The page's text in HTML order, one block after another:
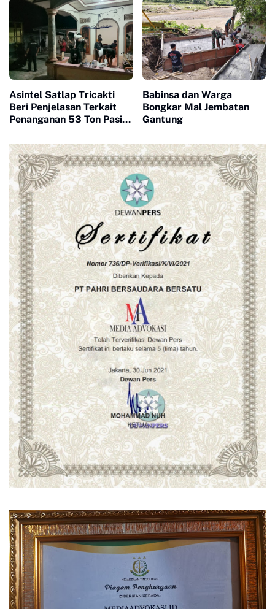
Yonif Teritorial
Pembangunan
Teguhkan Semangat
Manunggal Bersama
Rakyat
Asintel Satlap Tricakti
Beri Penjelasan Terkait
Penanganan 53 Ton Pasir
Babinsa dan Warga
Bongkar Mal Jembatan
Gantung